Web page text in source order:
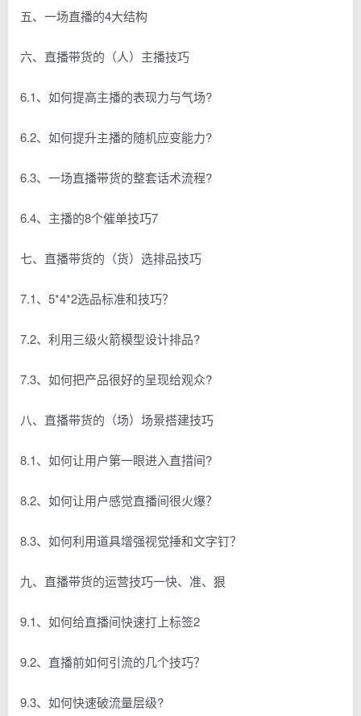
五、一场直播的4大结构
六、直播带货的（人）主播技巧
6.1、如何提高主播的表现力与气场?
6.2、如何提升主播的随机应变能力?
6.3、一场直播带货的整套话术流程?
6.4、主播的8个催单技巧7
七、直播带货的（货）选排品技巧
7.1、5*4*2选品标准和技巧？
7.2、利用三级火箭模型设计排品?
7.3、如何把产品很好的呈现给观众?
八、直播带货的（场）场景搭建技巧
8.1、如何让用户第一眼进入直措间?
8.2、如何让用户感觉直播间很火爆？
8.3、如何利用道具增强视觉捶和文字钉？
九、直播带货的运营技巧一快、准、狠
9.1、如何给直播间快速打上标签2
9.2、直播前如何引流的几个技巧？
9.3、如何快速破流量层级?